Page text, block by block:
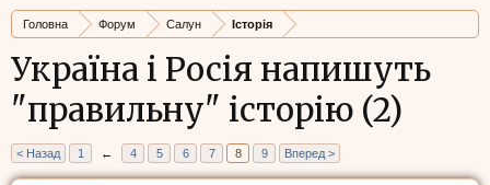
Головна Форум Салун Історія
Україна і Росія напишуть
"правильну" історію (2)
< Назад 1 ← 4 5 6 7 8 9 Вперед >